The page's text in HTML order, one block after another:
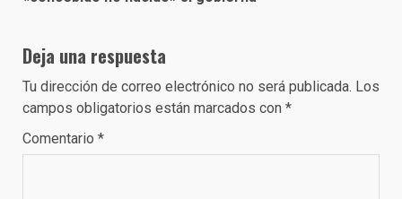
Deja una respuesta
Tu dirección de correo electrónico no será publicada. Los
campos obligatorios están marcados con *
Comentario *